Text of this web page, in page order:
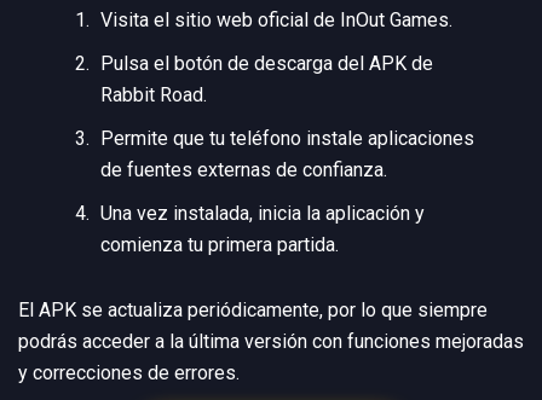
Visita el sitio web oficial de InOut Games.
Pulsa el botón de descarga del APK de
Rabbit Road.
Permite que tu teléfono instale aplicaciones
de fuentes externas de confianza.
Una vez instalada, inicia la aplicación y
comienza tu primera partida.
El APK se actualiza periódicamente, por lo que siempre
podrás acceder a la última versión con funciones mejoradas
y correcciones de errores.